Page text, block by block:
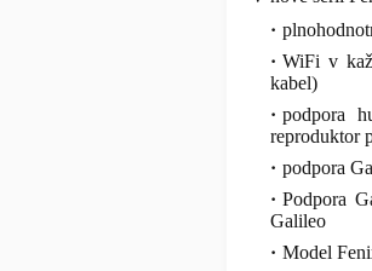
WiFi v
kabel)
podpora
reproduktor
podpora
Podpora
Galileo
Model